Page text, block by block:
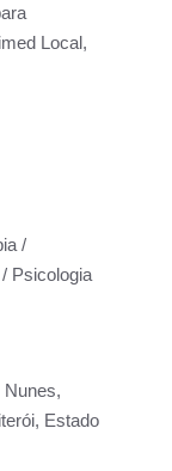
Local,
/
Psicologia
Nunes,
Estado